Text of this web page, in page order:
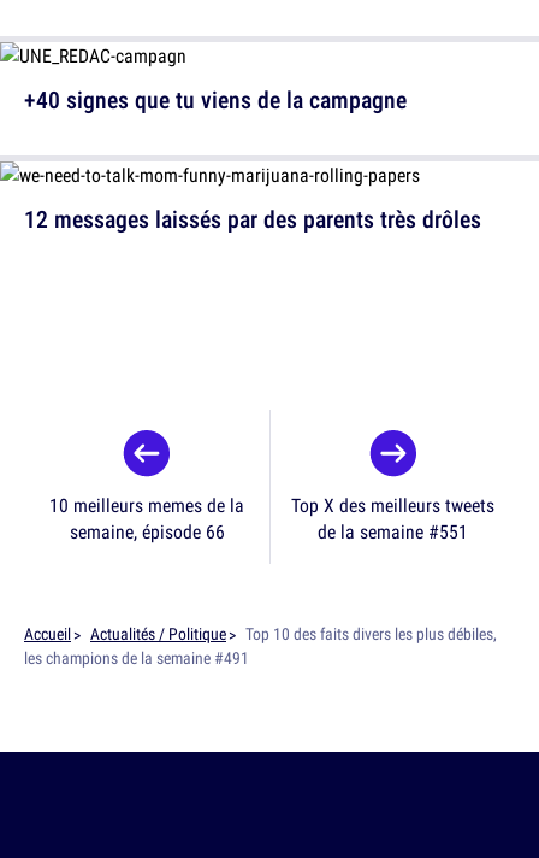
12 messages laissés par des parents très drôles
+40 signes que tu viens de la campagne
10 meilleurs memes de la
semaine, épisode 66
Top X des meilleurs tweets
de la semaine #551
Accueil Actualités / Politique
Top 10 des faits divers les plus débiles,
les champions de la semaine #491